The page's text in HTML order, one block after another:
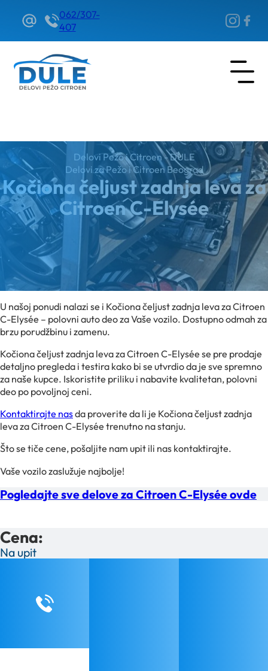
062/307-
407
Kočiona čeljust zadnja leva za
Citroen C-Elysée
Delovi Pežo i Citroen - DULE
Delovi za Pežo i Citroen Beograd
U našoj ponudi nalazi se i Kočiona čeljust zadnja leva za Citroen
C-Elysée – polovni auto deo za Vaše vozilo. Dostupno odmah za
brzu porudžbinu i zamenu.
Kočiona čeljust zadnja leva za Citroen C-Elysée se pre prodaje
detaljno pregleda i testira kako bi se utvrdio da je sve spremno
za naše kupce. Iskoristite priliku i nabavite kvalitetan, polovni
deo po povoljnoj ceni.
Kontaktirajte nasda proverite da li je Kočiona čeljust zadnja
leva za Citroen C-Elysée trenutno na stanju.
Što se tiče cene, pošaljite nam upit ili nas kontaktirajte.
Vaše vozilo zaslužuje najbolje!
Pogledajte sve delove za Citroen C-Elysée ovde
Cena:
Na upit